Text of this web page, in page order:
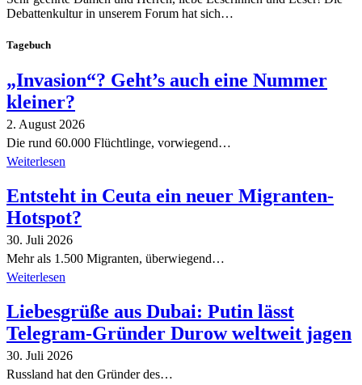
Debattenkultur in unserem Forum hat sich…
Tagebuch
„Invasion“? Geht’s auch eine Nummer
kleiner?
2. August 2026
Die rund 60.000 Flüchtlinge, vorwiegend…
Weiterlesen
Entsteht in Ceuta ein neuer Migranten-
Hotspot?
30. Juli 2026
Mehr als 1.500 Migranten, überwiegend…
Weiterlesen
Liebesgrüße aus Dubai: Putin lässt
Telegram-Gründer Durow weltweit jagen
30. Juli 2026
Russland hat den Gründer des…